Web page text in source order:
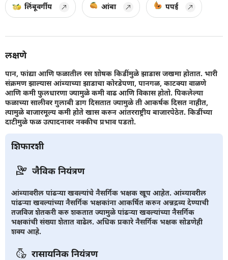
लिंबूवर्गीय आंबा पपई
लक्षणे
पान, फांद्या आणि फळातील रस शोषक किडींमुळे झाडास जखमा होतात. भारी
संक्रमण झाल्यास आंब्याच्या झाडाचा कोरडेपणा, पानगळ, काटक्या वाळणे
आणि कमी फुलधारणा ज्यामुळे कमी वाढ आणि विकास होतो. पिकलेल्या
फळाच्या सालीवर गुलाबी डाग दिसतात ज्यामुळे ती आकर्षक दिसत नाहीत,
त्यामुळे बाजारमूल्य कमी होते खास करुन आंतरराष्ट्रीय बाजारपेठेत. किडींच्या
दाटीमुळे फळ उत्पादनावर नक्कीच प्रभाव पडतो.
शिफारशी
जैविक नियंत्रण
आंब्यावरील पांढर्‍या खवल्यांचे नैसर्गिक भक्षक खूप आहेत. आंब्यावरील
पांढर्‍या खवल्यांच्या नैसर्गिक भक्षकांना आकर्षित करुन अन्नद्रव्य देण्याची
तजविज शेतकरी करु शकतात ज्यामुळे पांढर्‍या खवल्यांच्या नैसर्गिक
भक्षकांची संख्या शेतात वाढेल. अधिक प्रकारे नैसर्गिक भक्षक सोडणेही
शक्य आहे.
रासायनिक नियंत्रण